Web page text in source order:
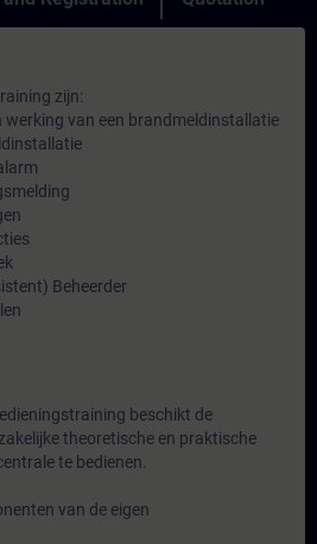
zijn:
werking van een brandmeldinstallatie
Beheerder
beschikt de
theoretische en praktische
te bedienen.
van de eigen